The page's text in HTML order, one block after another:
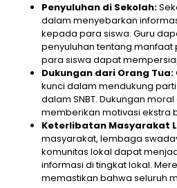
Penyuluhan di Sekolah:
dalam menyebarkan
kepada para siswa. Guru
penyuluhan tentang
para siswa dapat
Dukungan dari Orang Tua:
kunci dalam mendukung
dalam SNBT. Dukungan
memberikan motivasi ekstra
Keterlibatan Masyarakat
masyarakat, lembaga
komunitas lokal dapat
informasi di tingkat lokal.
memastikan bahwa seluruh